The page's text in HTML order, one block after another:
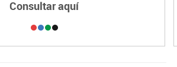
Consultar aquí